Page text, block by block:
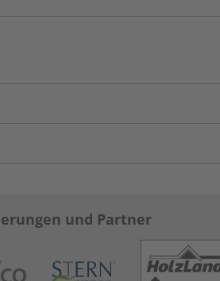
und Partner